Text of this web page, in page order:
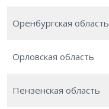
Оренбургская область
Орловская область
Пензенская область